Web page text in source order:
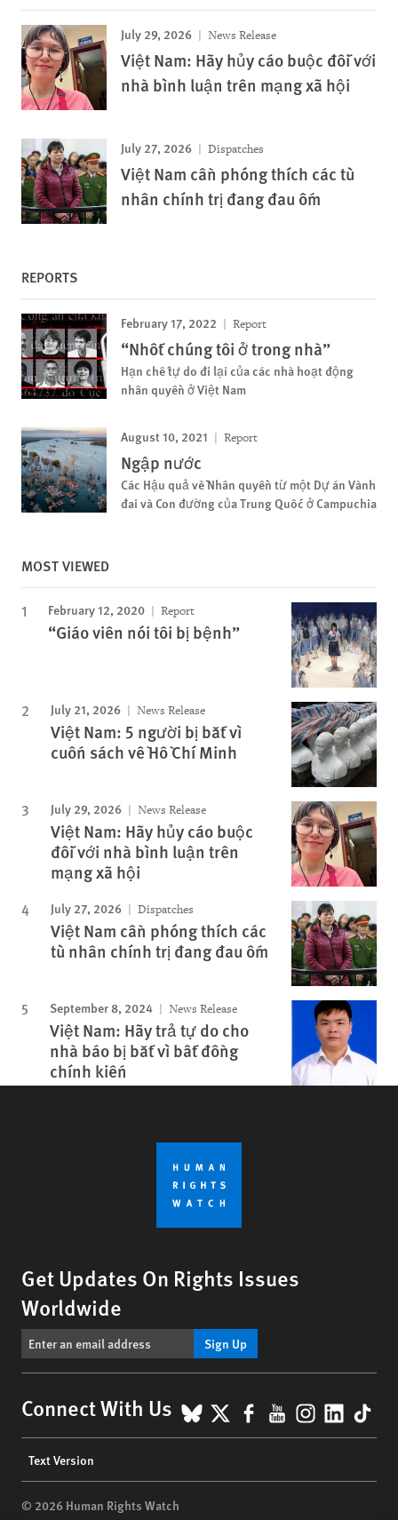
July 29, 2026 News Release
Việt Nam: Hãy hủy cáo buộc đối với
nhà bình luận trên mạng xã hội
July 27, 2026 Dispatches
Việt Nam cần phóng thích các tù
nhân chính trị đang đau ốm
REPORTS
February 17, 2022 Report
“Nhốt chúng tôi ở trong nhà”
Hạn chế tự do đi lại của các nhà hoạt động
nhân quyền ở Việt Nam
August 10, 2021 Report
Ngập nước
Các Hậu quả về Nhân quyền từ một Dự án Vành
đai và Con đường của Trung Quốc ở Campuchia
MOST VIEWED
February 12, 2020 Report
“Giáo viên nói tôi bị bệnh”
July 21, 2026 News Release
Việt Nam: 5 người bị bắt vì
cuốn sách về Hồ Chí Minh
July 29, 2026 News Release
Việt Nam: Hãy hủy cáo buộc
đối với nhà bình luận trên
mạng xã hội
July 27, 2026 Dispatches
Việt Nam cần phóng thích các
tù nhân chính trị đang đau ốm
September 8, 2024 News Release
Việt Nam: Hãy trả tự do cho
nhà báo bị bắt vì bất đồng
chính kiến
Get Updates On Rights Issues
Worldwide
Sign Up
Connect With Us BlueSky
X Facebook
YouTube
menu
Text Version
© 2026 Human Rights Watch